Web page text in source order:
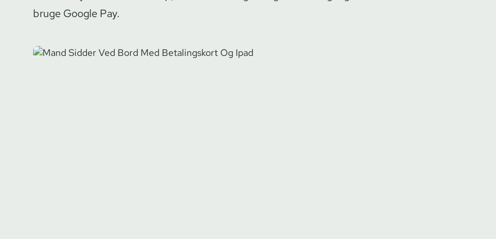
bruge Google Pay.